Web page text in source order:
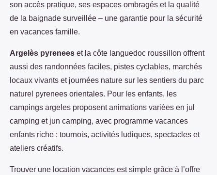
son accès pratique, ses espaces ombragés et la qualité
de la baignade surveillée – une garantie pour la sécurité
en vacances famille.
Argelès pyrenees et la côte languedoc roussillon offrent
aussi des randonnées faciles, pistes cyclables, marchés
locaux vivants et journées nature sur les sentiers du parc
naturel pyrenees orientales. Pour les enfants, les
campings argeles proposent animations variées en jul
camping et jun camping, avec programme vacances
enfants riche : tournois, activités ludiques, spectacles et
ateliers créatifs.
Trouver une location vacances est simple grâce à l’offre